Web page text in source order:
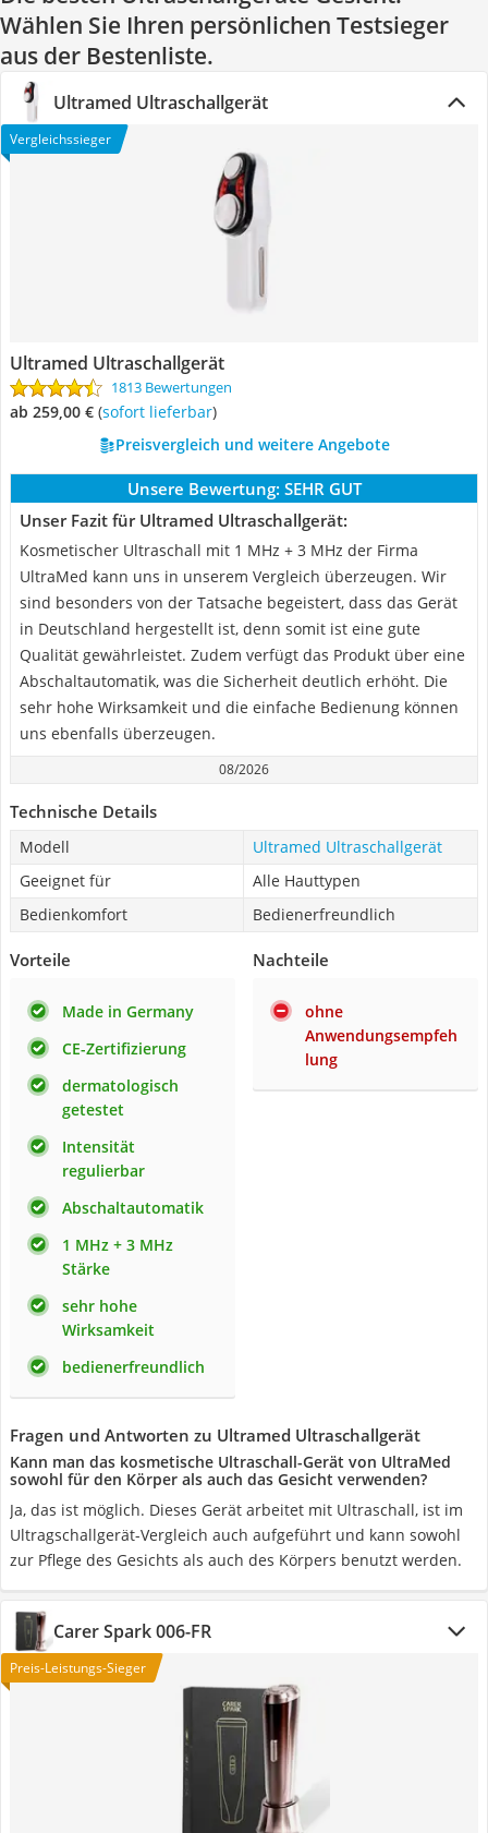
Wählen Sie Ihren persönlichen Testsieger
aus der Bestenliste.
Ultramed Ultraschallgerät
Vergleichssieger
Ultramed Ultraschallgerät
1813 Bewertungen
ab 259,00 € ( Sofort lieferbar)
Preisvergleich und weitere Angebote
Unsere Bewertung: SEHR GUT
Unser Fazit für Ultramed Ultraschallgerät:
Kosmetischer Ultraschall mit 1 MHz + 3 MHz der Firma
UltraMed kann uns in unserem Vergleich überzeugen. Wir
sind besonders von der Tatsache begeistert, dass das Gerät
in Deutschland hergestellt ist, denn somit ist eine gute
Qualität gewährleistet. Zudem verfügt das Produkt über eine
Abschaltautomatik, was die Sicherheit deutlich erhöht. Die
sehr hohe Wirksamkeit und die einfache Bedienung können
uns ebenfalls überzeugen.
08/2026
Technische Details
Modell
Ultramed Ultraschallgerät
Geeignet für
Alle Hauttypen
Bedienkomfort
Bedienerfreundlich
Vorteile
Made in Germany
CE-Zertifizierung
dermatologisch
getestet
Intensität
regulierbar
Abschaltautomatik
1 MHz + 3 MHz
Stärke
sehr hohe
Wirksamkeit
bedienerfreundlich
Nachteile
ohne
Anwendungsempfeh
lung
Fragen und Antworten zu Ultramed Ultraschallgerät
Kann man das kosmetische Ultraschall-Gerät von UltraMed
sowohl für den Körper als auch das Gesicht verwenden?
Ja, das ist möglich. Dieses Gerät arbeitet mit Ultraschall, ist im
Ultragschallgerät-Vergleich auch aufgeführt und kann sowohl
zur Pflege des Gesichts als auch des Körpers benutzt werden.
Carer Spark ‎006-FR
Preis-Leistungs-Sieger